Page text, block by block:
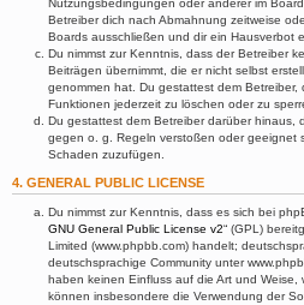
Nutzungsbedingungen oder anderer im
Betreiber dich nach Abmahnung zeitweise
Boards ausschließen und dir ein Hausverbot
Du nimmst zur Kenntnis, dass der Betreiber
Beiträgen übernimmt, die er nicht selbst
genommen hat. Du gestattest dem
Funktionen jederzeit zu löschen oder zu
Du gestattest dem Betreiber darüber hinaus,
gegen o. g. Regeln verstoßen oder geeignet
Schaden zuzufügen.
4. GENERAL PUBLIC LICENSE
Du nimmst zur Kenntnis, dass es sich bei
GNU General Public License v2“ (GPL)
Limited (www.phpbb.com) handelt;
deutschsprachige Community unter
haben keinen Einfluss auf die Art und Weise,
können insbesondere die Verwendung der